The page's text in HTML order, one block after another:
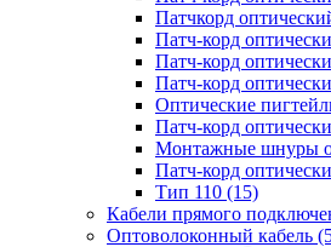
Патчкорд
Патч-корд
Патч-корд
Патч-корд
Оптические
Патч-корд
Монтажные шнуры
Патч-корд
Тип 110 (15)
Кабели прямого
Оптоволоконный кабель